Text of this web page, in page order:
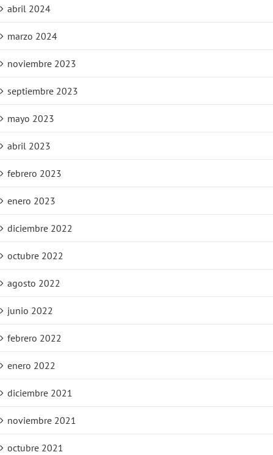
abril 2024
marzo 2024
noviembre 2023
septiembre 2023
mayo 2023
abril 2023
febrero 2023
enero 2023
diciembre 2022
octubre 2022
agosto 2022
junio 2022
febrero 2022
enero 2022
diciembre 2021
noviembre 2021
octubre 2021